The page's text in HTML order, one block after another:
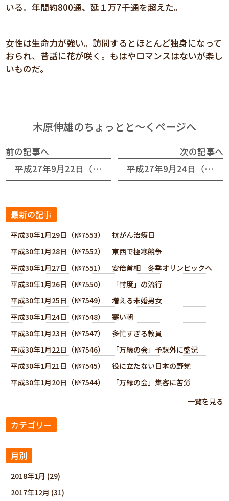
いる。年間約800通、延１万7千通を超えた。
女性は生命力が強い。訪問するとほとんど独身になって
おられ、昔話に花が咲く。もはやロマンスはないが楽し
いものだ。
木原伸雄のちょっとと～くページへ
前の記事へ
平成27年9月22日（№6851） アホなメディアたち
次の記事へ
平成27年9月24日（№6853） 連休四日間②
最新の記事
平成30年1月29日（№7553） 抗がん治療日
平成30年1月28日（№7552） 東西で極寒競争
平成30年1月27日（№7551） 安倍首相 冬季オリンピックへ
平成30年1月26日（№7550） 「忖度」の流行
平成30年1月25日（№7549） 増える未婚男女
平成30年1月24日（№7548） 寒い朝
平成30年1月23日（№7547） 多忙すぎる教員
平成30年1月22日（№7546） 「万縁の会」予想外に盛況
平成30年1月21日（№7545） 役に立たない日本の野党
平成30年1月20日（№7544） 「万縁の会」集客に苦労
一覧を見る
カテゴリー
月別
2018年1月 (29)
2017年12月 (31)